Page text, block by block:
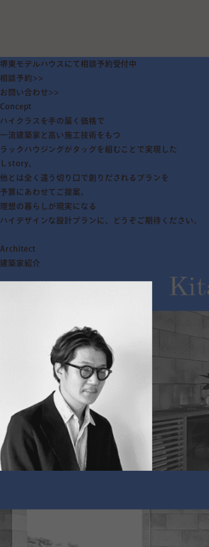
堺東モデルハウスにて相談予約受付中
相談予約>>
お問い合わせ>>
Concept
ハイクラスを手の届く価格で
一流建築家と高い施工技術をもつ
ラックハウジングがタッグを組むことで実現した
Ｌstory。
他とは全く違う切り口で創りだされるプランを
予算にあわせてご提案。
理想の暮らしが現実になる
ハイデザインな設計プランに、どうぞご期待ください。
Architect
建築家紹介